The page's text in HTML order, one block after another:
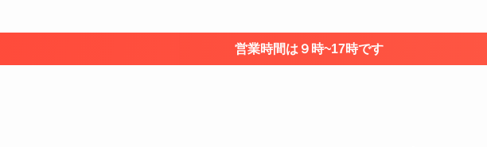
営業時間は９時~17時です